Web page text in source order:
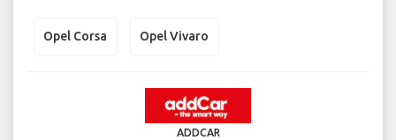
Opel Corsa Opel Vivaro
ADDCAR